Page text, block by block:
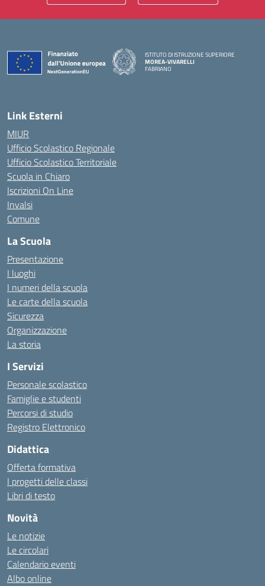
ISTITUTO DI ISTRUZIONE SUPERIORE
MOREA-VIVARELLI
FABRIANO
Link Esterni
MIUR
Ufficio Scolastico Regionale
Ufficio Scolastico Territoriale
Scuola in Chiaro
Iscrizioni On Line
Invalsi
Comune
La Scuola
Presentazione
I luoghi
I numeri della scuola
Le carte della scuola
Sicurezza
Organizzazione
La storia
I Servizi
Personale scolastico
Famiglie e studenti
Percorsi di studio
Registro Elettronico
Didattica
Offerta formativa
I progetti delle classi
Libri di testo
Novità
Le notizie
Le circolari
Calendario eventi
Albo online